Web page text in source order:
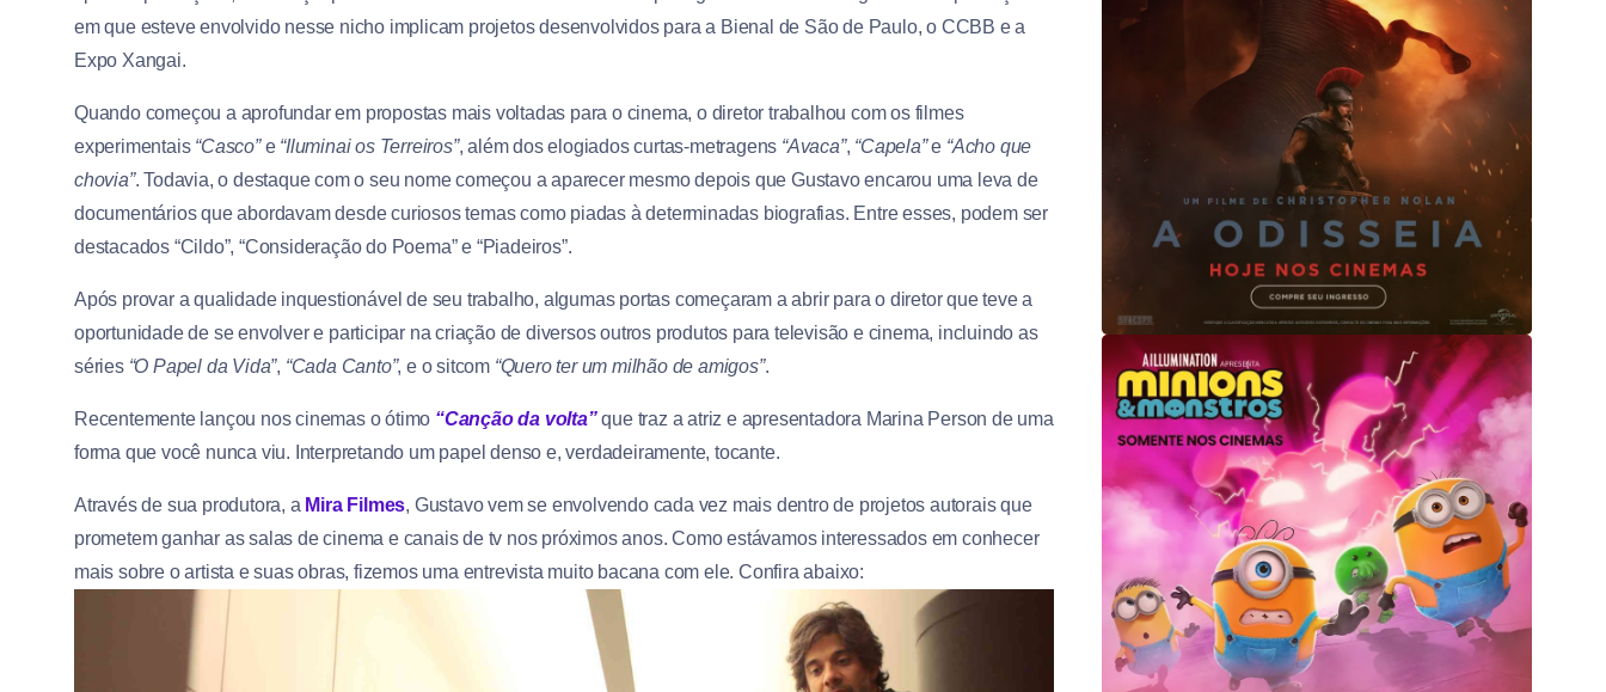
em que esteve envolvido nesse nicho implicam projetos desenvolvidos para a Bienal de São de Paulo, o CCBB e a
Expo Xangai.
Quando começou a aprofundar em propostas mais voltadas para o cinema, o diretor trabalhou com os filmes
experimentais “Casco”e “Iluminai os Terreiros”, além dos elogiados curtas-metragens “Avaca”, “Capela”e “Acho que
chovia”. Todavia, o destaque com o seu nome começou a aparecer mesmo depois que Gustavo encarou uma leva de
documentários que abordavam desde curiosos temas como piadas à determinadas biografias. Entre esses, podem ser
destacados “Cildo”, “Consideração do Poema” e “Piadeiros”.
Após provar a qualidade inquestionável de seu trabalho, algumas portas começaram a abrir para o diretor que teve a
oportunidade de se envolver e participar na criação de diversos outros produtos para televisão e cinema, incluindo as
séries “O Papel da Vida”, “Cada Canto”, e o sitcom “Quero ter um milhão de amigos”.
Recentemente lançou nos cinemas o ótimo “Canção da volta”que traz a atriz e apresentadora Marina Person de uma
forma que você nunca viu. Interpretando um papel denso e, verdadeiramente, tocante.
Através de sua produtora, a Mira Filmes, Gustavo vem se envolvendo cada vez mais dentro de projetos autorais que
prometem ganhar as salas de cinema e canais de tv nos próximos anos. Como estávamos interessados em conhecer
mais sobre o artista e suas obras, fizemos uma entrevista muito bacana com ele. Confira abaixo: